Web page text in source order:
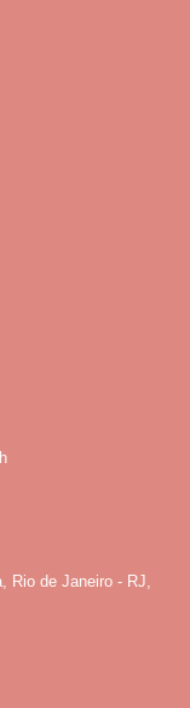
Rio de Janeiro - RJ,